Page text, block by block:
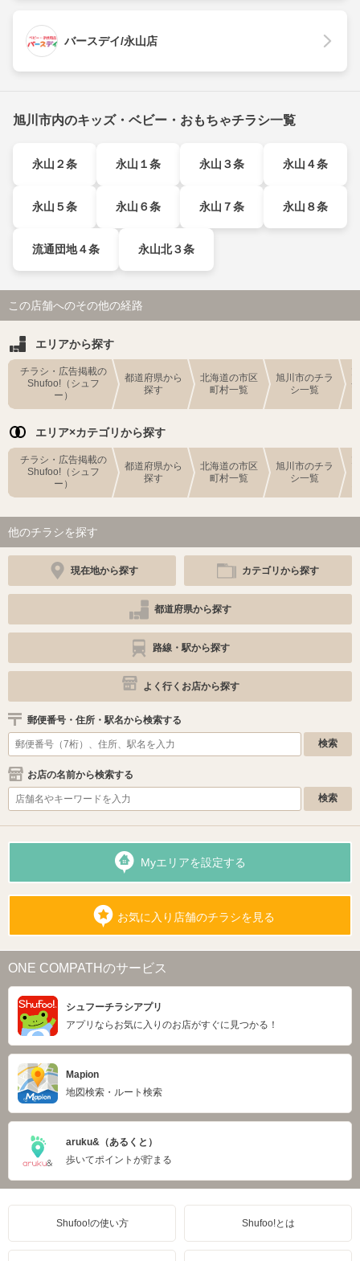
バースデイ/永山店
旭川市内のキッズ・ベビー・おもちゃチラシ一覧
永山２条 永山１条 永山３条 永山４条
永山５条 永山６条 永山７条 永山８条
流通団地４条 永山北３条
この店舗へのその他の経路
エリアから探す
チラシ・広告掲載の
Shufoo!（シュフ
ー）
都道府県から
探す
北海道の市区
町村一覧
旭川市のチラ
シ一覧
エリア×カテゴリから探す
チラシ・広告掲載の
Shufoo!（シュフ
ー）
都道府県から
探す
北海道の市区
町村一覧
旭川市のチラ
シ一覧
他のチラシを探す
現在地から探す カテゴリから探す
都道府県から探す
路線・駅から探す
よく行くお店から探す
郵便番号・住所・駅名から検索する
お店の名前から検索する
Myエリアを設定する
お気に入り店舗のチラシを見る
ONE COMPATHのサービス
シュフーチラシアプリ
アプリならお気に入りのお店がすぐに見つかる！
Mapion
地図検索・ルート検索
aruku&（あるくと）
歩いてポイントが貯まる
Shufoo!の使い方 Shufoo!とは